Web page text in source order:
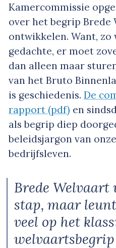
Kamercommissie
over het begrip Brede
ontwikkelen. Want, zo
gedachte, er moet
dan alleen maar
van het Bruto
is geschiedenis. De
rapport (pdf) en
als begrip diep
beleidsjargon van
bedrijfsleven.
Brede Welvaart
stap, maar
veel op het
welvaartsbegrip